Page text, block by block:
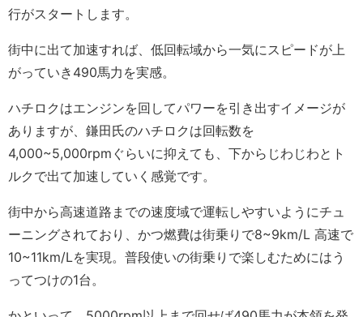
行がスタートします。
街中に出て加速すれば、低回転域から一気にスピードが上
がっていき490馬力を実感。
ハチロクはエンジンを回してパワーを引き出すイメージが
ありますが、鎌田氏のハチロクは回転数を
4,000~5,000rpmぐらいに抑えても、下からじわじわとト
ルクで出て加速していく感覚です。
街中から高速道路までの速度域で運転しやすいようにチュ
ーニングされており、かつ燃費は街乗りで8~9km/L 高速で
10~11km/Lを実現。普段使いの街乗りで楽しむためにはう
ってつけの1台。